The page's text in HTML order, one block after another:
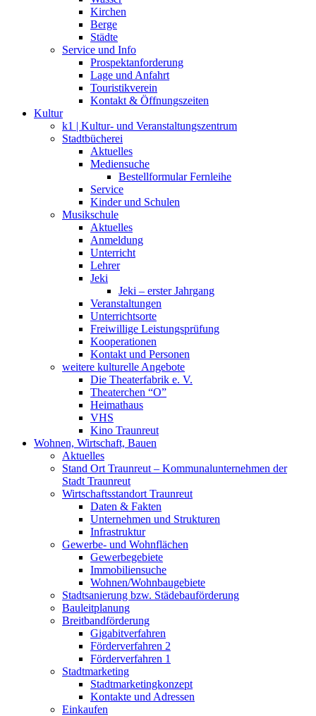
Kirchen
Berge
Städte
Service und Info
Prospektanforderung
Lage und Anfahrt
Touristikverein
Kontakt & Öffnungszeiten
Kultur
k1 | Kultur- und Veranstaltungszentrum
Stadtbücherei
Aktuelles
Mediensuche
Bestellformular Fernleihe
Service
Kinder und Schulen
Musikschule
Aktuelles
Anmeldung
Unterricht
Lehrer
Jeki
Jeki – erster Jahrgang
Veranstaltungen
Unterrichtsorte
Freiwillige Leistungsprüfung
Kooperationen
Kontakt und Personen
weitere kulturelle Angebote
Die Theaterfabrik e. V.
Theaterchen “O”
Heimathaus
VHS
Kino Traunreut
Wohnen, Wirtschaft, Bauen
Aktuelles
Stand Ort Traunreut – Kommunalunternehmen der
Stadt Traunreut
Wirtschaftsstandort Traunreut
Daten & Fakten
Unternehmen und Strukturen
Infrastruktur
Gewerbe- und Wohnflächen
Gewerbegebiete
Immobiliensuche
Wohnen/Wohnbaugebiete
Stadtsanierung bzw. Städebauförderung
Bauleitplanung
Breitbandförderung
Gigabitverfahren
Förderverfahren 2
Förderverfahren 1
Stadtmarketing
Stadtmarketingkonzept
Kontakte und Adressen
Einkaufen